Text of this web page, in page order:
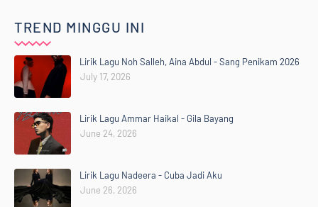
TREND MINGGU INI
Lirik Lagu Noh Salleh, Aina Abdul - Sang Penikam 2026
July 17, 2026
Lirik Lagu Ammar Haikal - Gila Bayang
June 24, 2026
Lirik Lagu Nadeera - Cuba Jadi Aku
June 26, 2026